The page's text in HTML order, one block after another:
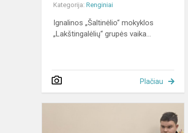
Kategorija: Renginiai
Ignalinos „Šaltinėlio“ mokyklos
„Lakštingalėlių“ grupės vaika...
Plačiau